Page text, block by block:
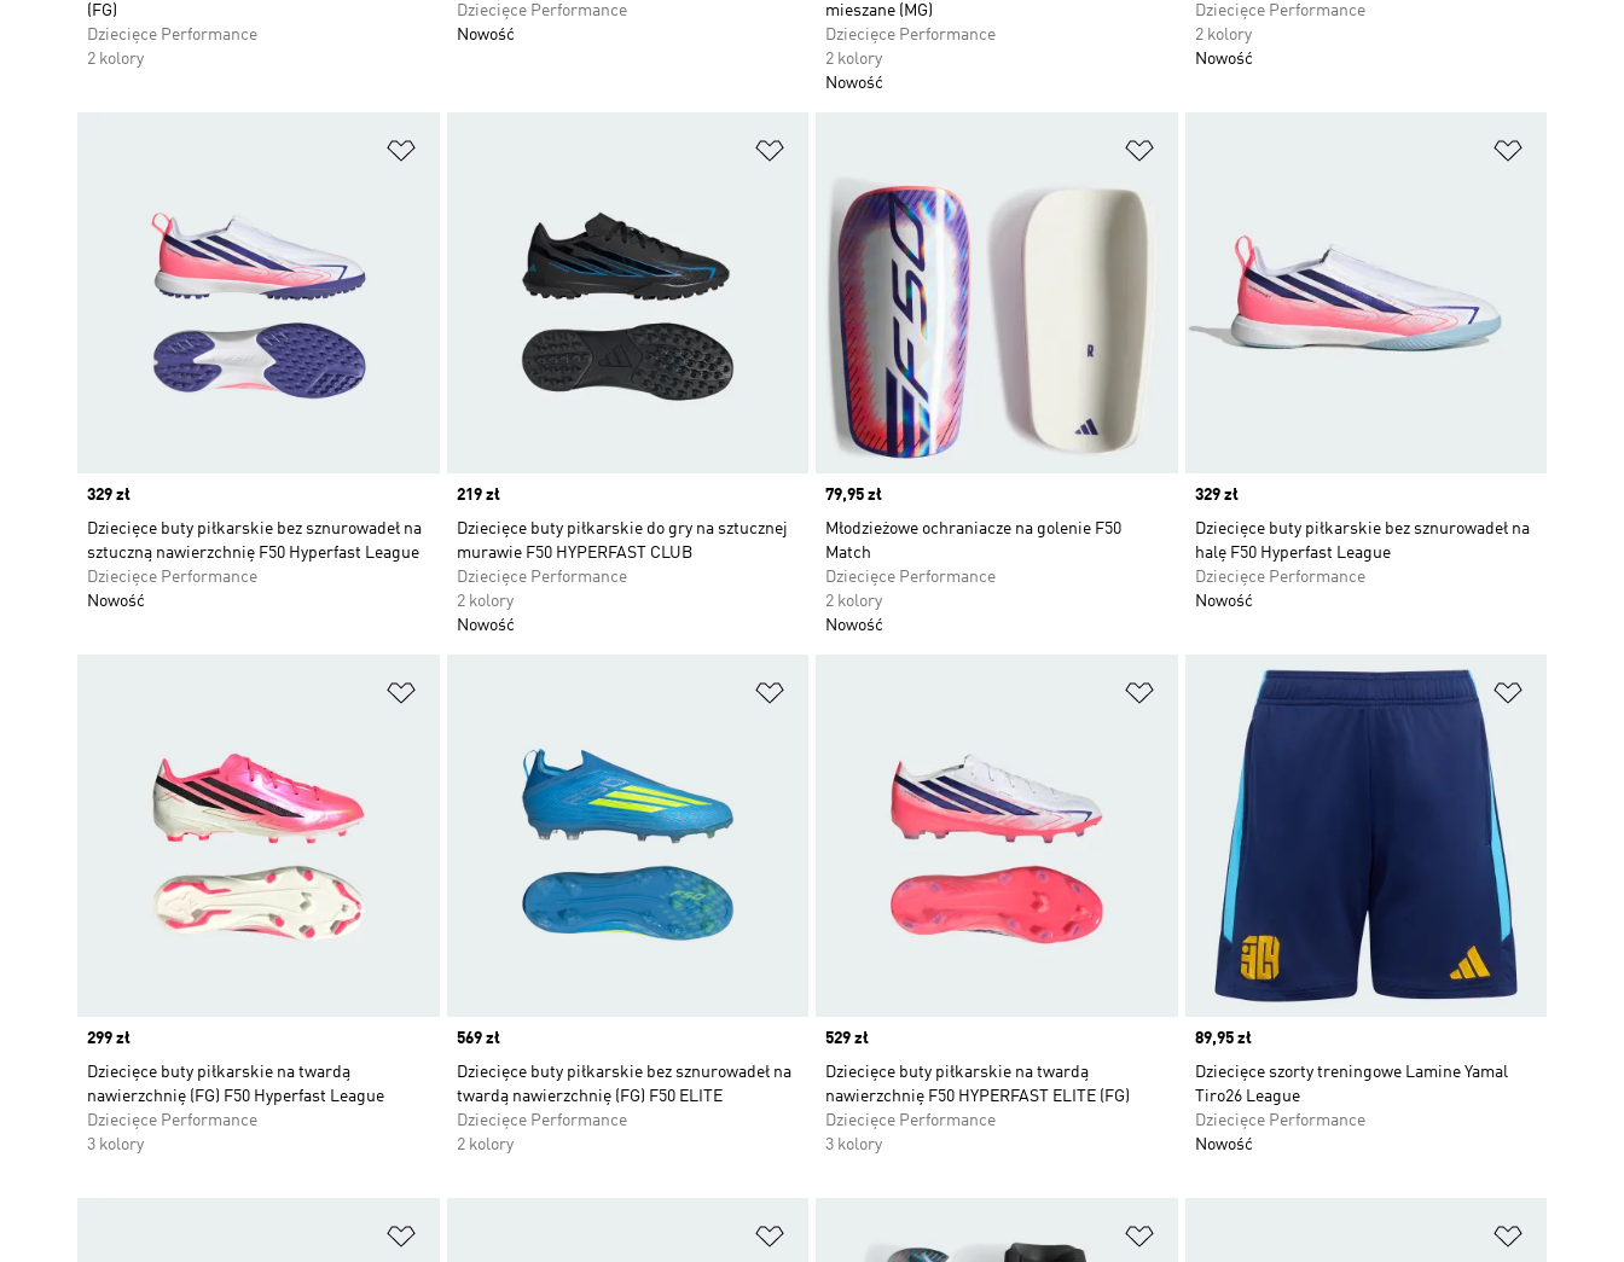
(FG)
Dziecięce Performance
2 kolory
Dziecięce Performance
Nowość
mieszane (MG)
Dziecięce Performance
2 kolory
Nowość
Dziecięce Performance
2 kolory
Nowość
Price
329 zł
Dziecięce buty piłkarskie bez sznurowadeł na
sztuczną nawierzchnię F50 Hyperfast League
Dziecięce Performance
Nowość
Price
219 zł
Dziecięce buty piłkarskie do gry na sztucznej
murawie F50 HYPERFAST CLUB
Dziecięce Performance
2 kolory
Nowość
Price
79,95 zł
Młodzieżowe ochraniacze na golenie F50
Match
Dziecięce Performance
2 kolory
Nowość
Price
329 zł
Dziecięce buty piłkarskie bez sznurowadeł na
halę F50 Hyperfast League
Dziecięce Performance
Nowość
Price
299 zł
Dziecięce buty piłkarskie na twardą
nawierzchnię (FG) F50 Hyperfast League
Dziecięce Performance
3 kolory
Price
569 zł
Dziecięce buty piłkarskie bez sznurowadeł na
twardą nawierzchnię (FG) F50 ELITE
Dziecięce Performance
2 kolory
Dodaj do listy życzeń
Price
529 zł
Dziecięce buty piłkarskie na twardą
nawierzchnię F50 HYPERFAST ELITE (FG)
Dziecięce Performance
3 kolory
Price
89,95 zł
Dziecięce szorty treningowe Lamine Yamal
Tiro26 League
Dziecięce Performance
Nowość